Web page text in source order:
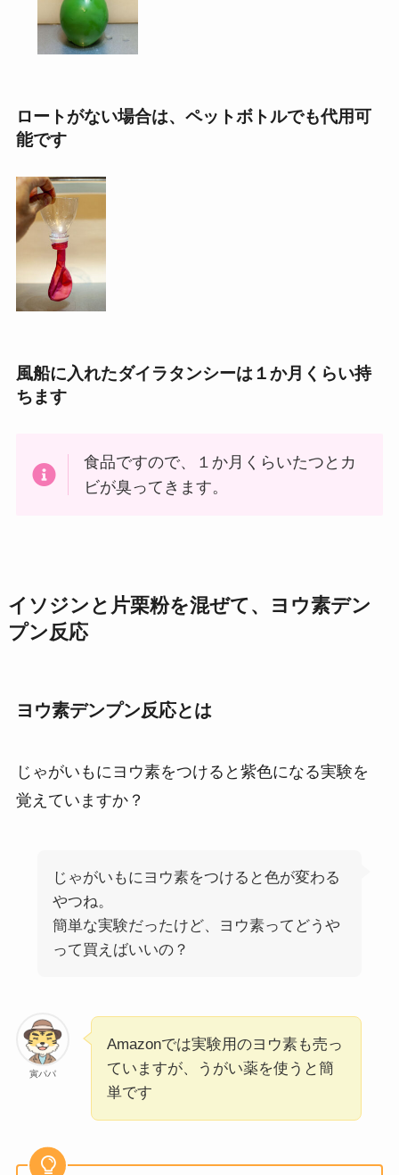
ロートがない場合は、ペットボトルでも代用可
能です
風船に入れたダイラタンシーは１か月くらい持
ちます
食品ですので、１か月くらいたつとカ
ビが臭ってきます。
イソジンと片栗粉を混ぜて、ヨウ素デン
プン反応
ヨウ素デンプン反応とは
じゃがいもにヨウ素をつけると紫色になる実験を
覚えていますか？
じゃがいもにヨウ素をつけると色が変わる
やつね。
簡単な実験だったけど、ヨウ素ってどうや
って買えばいいの？
寅パパ
Amazonでは実験用のヨウ素も売っ
ていますが、うがい薬を使うと簡
単です